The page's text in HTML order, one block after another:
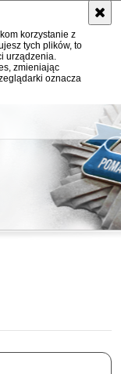
korzystanie z
tych plików, to
urządzenia.
zmieniając
oznacza